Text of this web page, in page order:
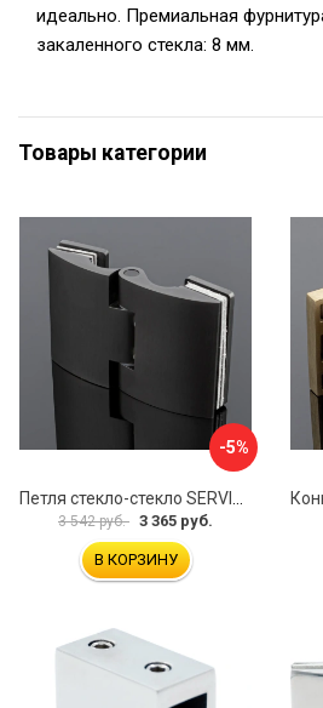
идеально. Премиальная
закаленного стекла: 8 мм.
Товары категории
-5%
3 542 руб. 3 365 руб.
В КОРЗИНУ